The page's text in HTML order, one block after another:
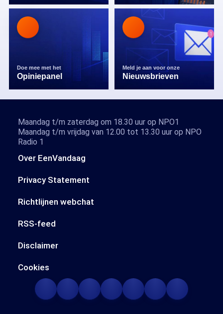
Doe mee met het
Opiniepanel
Meld je aan voor onze
Nieuwsbrieven
Over EenVandaag
Privacy Statement
Richtlijnen webchat
RSS-feed
Disclaimer
Cookies
Maandag t/m zaterdag om 18.30 uur op NPO1
Maandag t/m vrijdag van 12.00 tot 13.30 uur op NPO
Radio 1